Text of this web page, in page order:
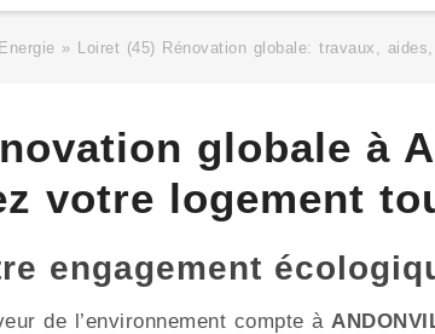
» Loiret (45) Rénovation globale: travaux,
globale à
votre logement
engagement
de l’environnement compte à